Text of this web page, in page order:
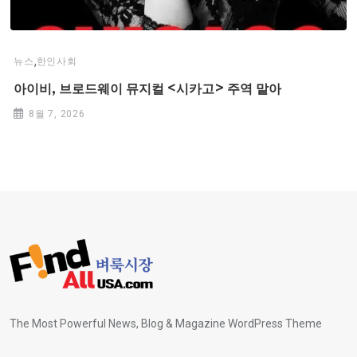
뉴스,한인사회
아이비, 브로드웨이 뮤지컬 <시카고> 주역 맡아
8월 7, 2026
The Most Powerful News, Blog & Magazine WordPress Theme